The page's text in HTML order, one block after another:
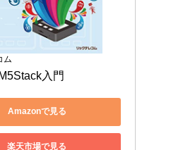
ム
入門
Amazonで見る
楽天市場で見る